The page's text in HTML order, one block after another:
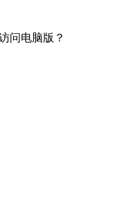
问电脑版？